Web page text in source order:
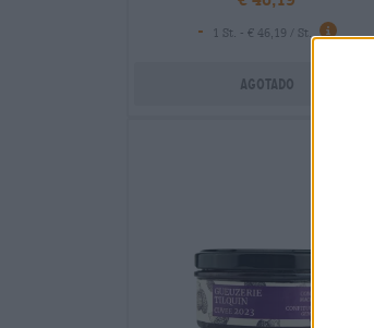
-
1 St. - € 46,19 / St.
Agotado